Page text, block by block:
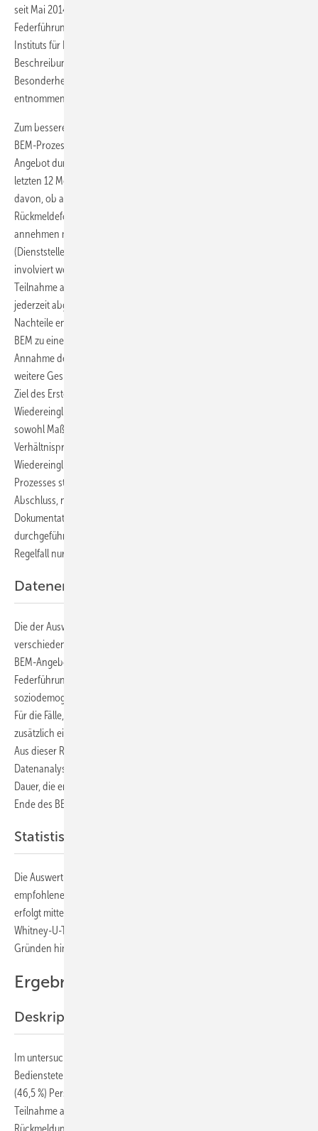
seit Mai 2014 die Möglichkeit, ein BEM nicht nur unter der
Federführung der Dienststellenleitung, sondern auch unter der des
Instituts für Lehrergesundheit (IfL) durchzuführen. Eine ausführliche
Beschreibung des Prozesses und der zu berücksichtigenden
Besonderheiten durch den Schuldienst kann Rose et al. (2016)
entnommen werden.
Zum besseren Verständnis wird im Folgenden ein kurzer Abriss des
BEM-Prozesses gegeben. Lehrkräfte erhalten ein schriftliches BEM-
Angebot durch ihre Dienststellenleitung, sofern sie innerhalb der
letzten 12 Monate sechs Wochen arbeitsunfähig waren – unabhängig
davon, ob am Stück oder mit Unterbrechung. Mittels standardisiertem
Rückmeldeformular soll die Lehrkraft angeben, ob sie das BEM
annehmen möchte, wer das BEM federführend begleiten soll
(Dienststellenleitung oder IfL) und ob weitere Personen im Prozess mit
involviert werden sollen (z. B. Schwerbehindertenbeauftragte). Die
Teilnahme am BEM ist freiwillig und ein begonnenes BEM kann
jederzeit abgebrochen werden, ohne dass der Person dadurch
Nachteile entstehen dürfen. Bei einem Abbruch ist es möglich, das
BEM zu einem späteren Zeitpunkt wieder aufzunehmen. Bei einer
Annahme des BEM erfolgen ein Erstgespräch sowie bei Bedarf
weitere Gespräche. Die Gespräche werden schriftlich dokumentiert.
Ziel des Erstgesprächs ist es, die Schritte festzuhalten, die der
Wiedereingliederung der Lehrkraft dienen sollen. Dazu können
sowohl Maßnahmen der Verhaltens- als auch der
Verhältnisprävention gehören, mit der stufenweisen
Wiedereingliederung als klassisches Instrument. Am Ende jedes BEM-
Prozesses steht ein schriftlicher Abschluss, in dem jedoch nur der
Abschluss, nicht der Ausgang des Verfahrens dokumentiert wird. Eine
Dokumentation weiterer Informationen wie Erkrankungsgrund,
durchgeführte Maßnahmen und das Ergebnis des BEM liegen im
Regelfall nur dann vor, wenn das IfL mit der Federführung betraut war.
Datenerhebung
Die der Auswertung zugrunde liegenden Daten werden
verschiedenen Datenquellen entnommen. Die Schulen melden die
BEM-Angebote, -Ablehnungen, -Annahmen und jeweiligen
Federführungen dem IfL. Dort werden vorhandene
soziodemografische Informationen zu allen BEM-Angeboten ergänzt.
Für die Fälle, die unter der Federführung des IfL betreut werden, findet
zusätzlich eine Routinedokumentation zur klinischen Betreuung statt.
Aus dieser Routinedokumentation werden weitere Daten für die
Datenanalyse extrahiert, wie beispielsweise die AU-Gründe und AU-
Dauer, die empfohlenen Maßnahmen oder die Dienstfähigkeit am
Ende des BEMs.
Statistische Auswertung
Die Auswertung der Charakteristika der Stichprobe sowie der
empfohlenen Maßnahmen und der Ergebnisse des BEM-Prozesses
erfolgt mittels deskriptiver Statistik. Weiterhin wird mittels Mann-
Whitney-U-Test explorativ untersucht, ob Unterschiede zwischen AU-
Gründen hinsichtlich der AU-Dauer bestehen.
Ergebnisse
Deskriptive Statistik
Im untersuchten Zeitraum (05/2014 bis 12/2017) erhielten n=1089
Bedienstete ein BEM-Angebot (
(46,5 %) Personen in Anspruch genommen, weitere 376 lehnten die
Teilnahme ab und 154 gaben innerhalb der Rückmeldefrist keine
Rückmeldung. Weitere 53 hatten die Intention, das BEM über das IfL